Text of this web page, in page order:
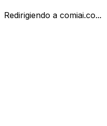
Redirigiendo a comiai.co...